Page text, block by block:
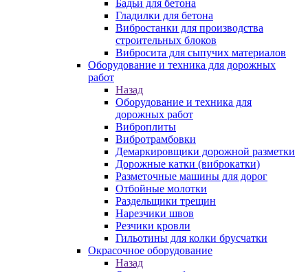
Бадьи для бетона
Гладилки для бетона
Вибростанки для производства
строительных блоков
Вибросита для сыпучих материалов
Оборудование и техника для дорожных
работ
Назад
Оборудование и техника для
дорожных работ
Виброплиты
Вибротрамбовки
Демаркировщики дорожной разметки
Дорожные катки (виброкатки)
Разметочные машины для дорог
Отбойные молотки
Раздельщики трещин
Нарезчики швов
Резчики кровли
Гильотины для колки брусчатки
Окрасочное оборудование
Назад